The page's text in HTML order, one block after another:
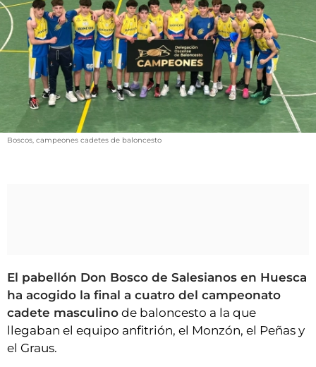
OPINIÓN
GALERÍAS
VÍDEOS
CONTACTAR
FIESTAS EN EL ALTO ARAGÓN
FIESTAS DE SAN LORENZO
CLUB DEL AMIGO MILITANTE
INICIAR SESIÓN
Boscos, campeones cadetes de baloncesto
El pabellón Don Bosco de Salesianos en Huesca
ha acogido la final a cuatro del campeonato
cadete masculino de baloncesto a la que
llegaban el equipo anfitrión, el Monzón, el Peñas y
el Graus.